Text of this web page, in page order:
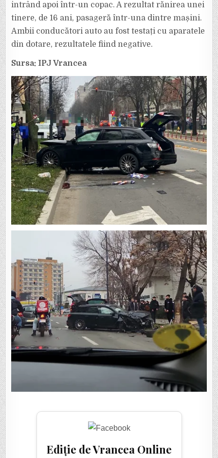
intrând apoi într-un copac. A rezultat rănirea unei
tinere, de 16 ani, pasageră într-una dintre mașini.
Ambii conducători auto au fost testați cu aparatele
din dotare, rezultatele fiind negative.
Sursa: IPJ Vrancea
Ediție de Vrancea Online